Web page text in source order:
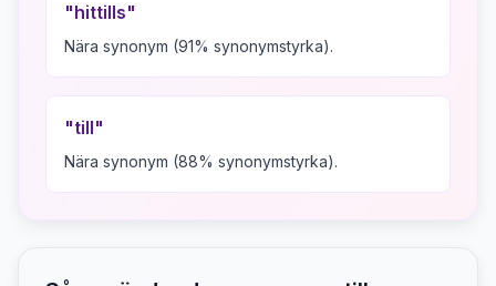
"hittills"
Nära synonym (91% synonymstyrka).
"till"
Nära synonym (88% synonymstyrka).